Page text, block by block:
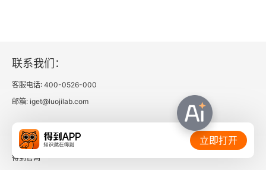
联系我们：
客服电话: 400-0526-000
邮箱: iget@luojilab.com
相关链接：
得到官网
立即打开